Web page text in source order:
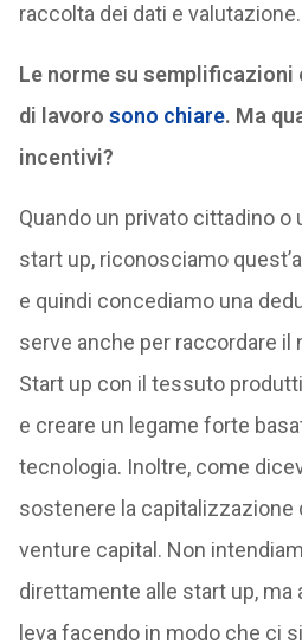
raccolta dei dati e valutazione.
Le norme su
di lavoro sono chiare. Ma
incentivi?
Quando un privato cittadino o
start up, riconosciamo
e quindi concediamo una
serve anche per raccordare il
Start up con il tessuto
e creare un legame forte
tecnologia. Inoltre, come
sostenere la capitalizzazione
venture capital. Non
direttamente alle start up,
leva facendo in modo che ci